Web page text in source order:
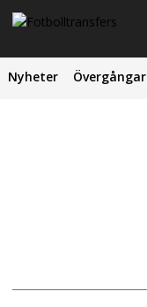
Nyheter Övergångar